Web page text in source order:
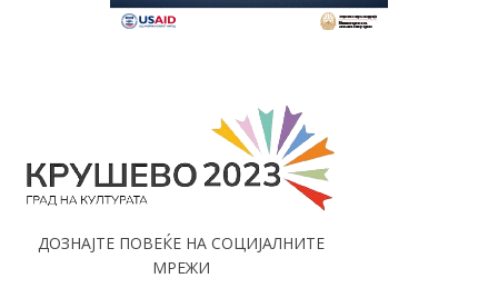
ДОЗНАЈТЕ ПОВЕЌЕ НА СОЦИЈАЛНИТЕ
МРЕЖИ